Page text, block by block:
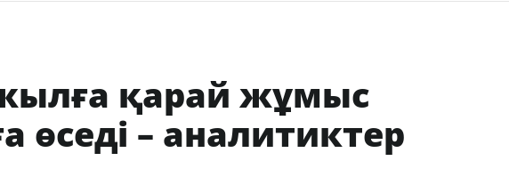
қарай жұмыс
өседі – аналитиктер